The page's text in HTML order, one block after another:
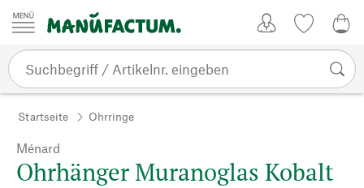
Zum Inhalt springen
Startseite Ohrringe
Ménard
Ohrhänger Muranoglas Kobalt